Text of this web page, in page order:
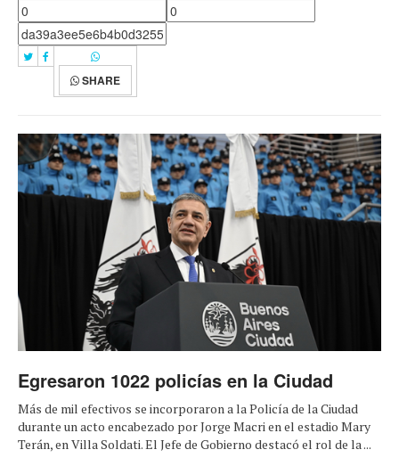
SHARE
Egresaron 1022 policías en la Ciudad
Más de mil efectivos se incorporaron a la Policía de la Ciudad
durante un acto encabezado por Jorge Macri en el estadio Mary
Terán, en Villa Soldati. El Jefe de Gobierno destacó el rol de la ...